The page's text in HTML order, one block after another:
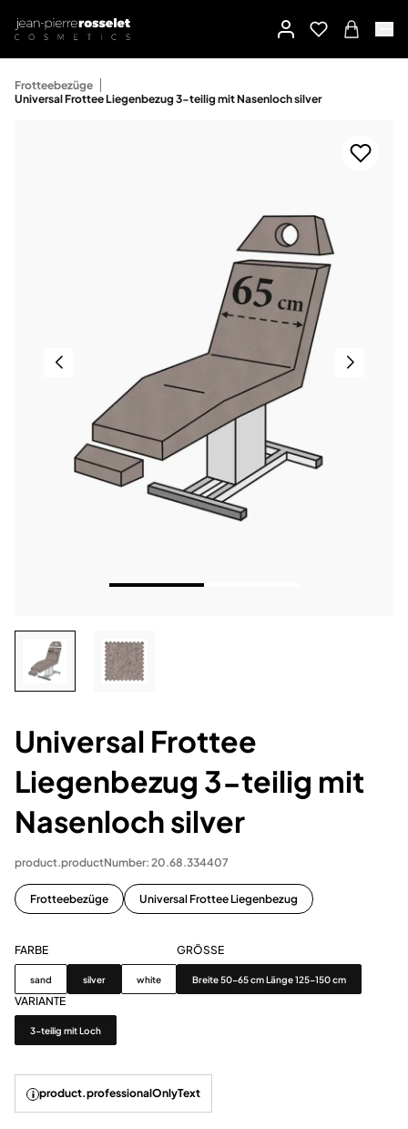
Frotteebezüge
Universal Frottee Liegenbezug 3-teilig mit Nasenloch silver
Universal Frottee
Liegenbezug 3-teilig mit
Nasenloch silver
product.productNumber: 20.68.334407
Frotteebezüge Universal Frottee Liegenbezug
FARBE
Farbe
sand silver white
GRÖSSE
Grösse
Breite 50-65 cm Länge 125-150 cm
VARIANTE
Variante
3-teilig mit Loch
product.professionalOnlyText